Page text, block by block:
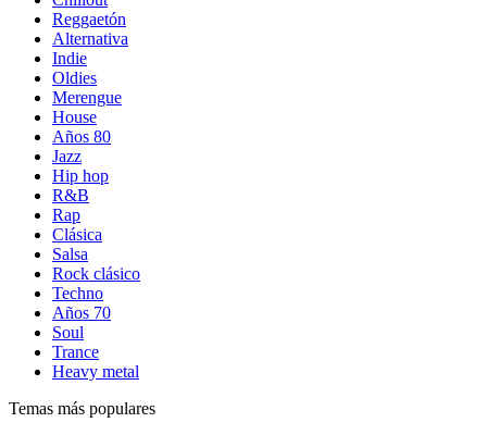
Reggaetón
Alternativa
Indie
Oldies
Merengue
House
Años 80
Jazz
Hip hop
R&B
Rap
Clásica
Salsa
Rock clásico
Techno
Años 70
Soul
Trance
Heavy metal
Temas más populares